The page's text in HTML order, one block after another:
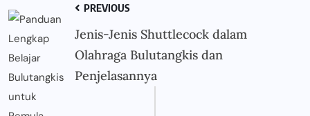
PREVIOUS
Jenis-Jenis Shuttlecock dalam
Olahraga Bulutangkis dan
Penjelasannya